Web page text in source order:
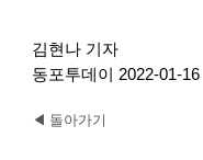
김현나 기자
동포투데이 2022-01-16
◀ 돌아가기